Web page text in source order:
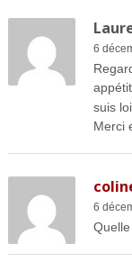
6
suis
Merci
6